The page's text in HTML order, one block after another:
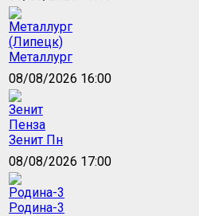
Металлург
08/08/2026 16:00
Зенит Пн
08/08/2026 17:00
Родина-3